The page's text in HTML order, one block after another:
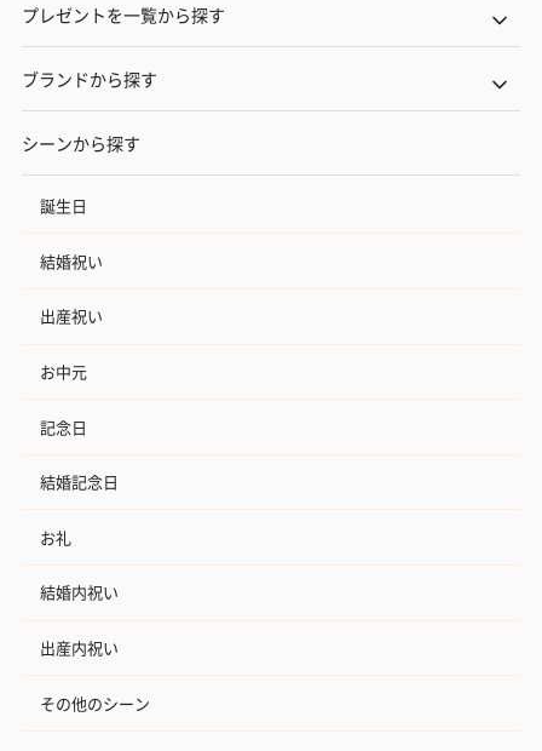
プレゼントを一覧から探す
ブランドから探す
シーンから探す
誕生日
結婚祝い
出産祝い
お中元
記念日
結婚記念日
お礼
結婚内祝い
出産内祝い
その他のシーン